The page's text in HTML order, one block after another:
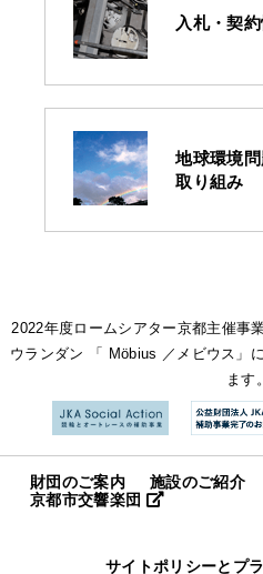
入札・契
地球環境
取り組み
2022年度ロームシアター京都主催
ウランダン 「 Möbius ／メビウス」
ます。
財団のご案内 施設のご紹介
京都市交響楽団
サイトポリシーとプ